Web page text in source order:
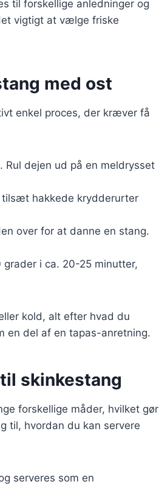
til forskellige anledninger og
vigtigt at vælge friske
med ost
enkel proces, der kræver få
Rul dejen ud på en meldrysset
tilsæt hakkede krydderurter
over for at danne en stang.
i ca. 20-25 minutter,
kold, alt efter hvad du
en del af en tapas-anretning.
skinkestang
forskellige måder, hvilket gør
til, hvordan du kan servere
serveres som en